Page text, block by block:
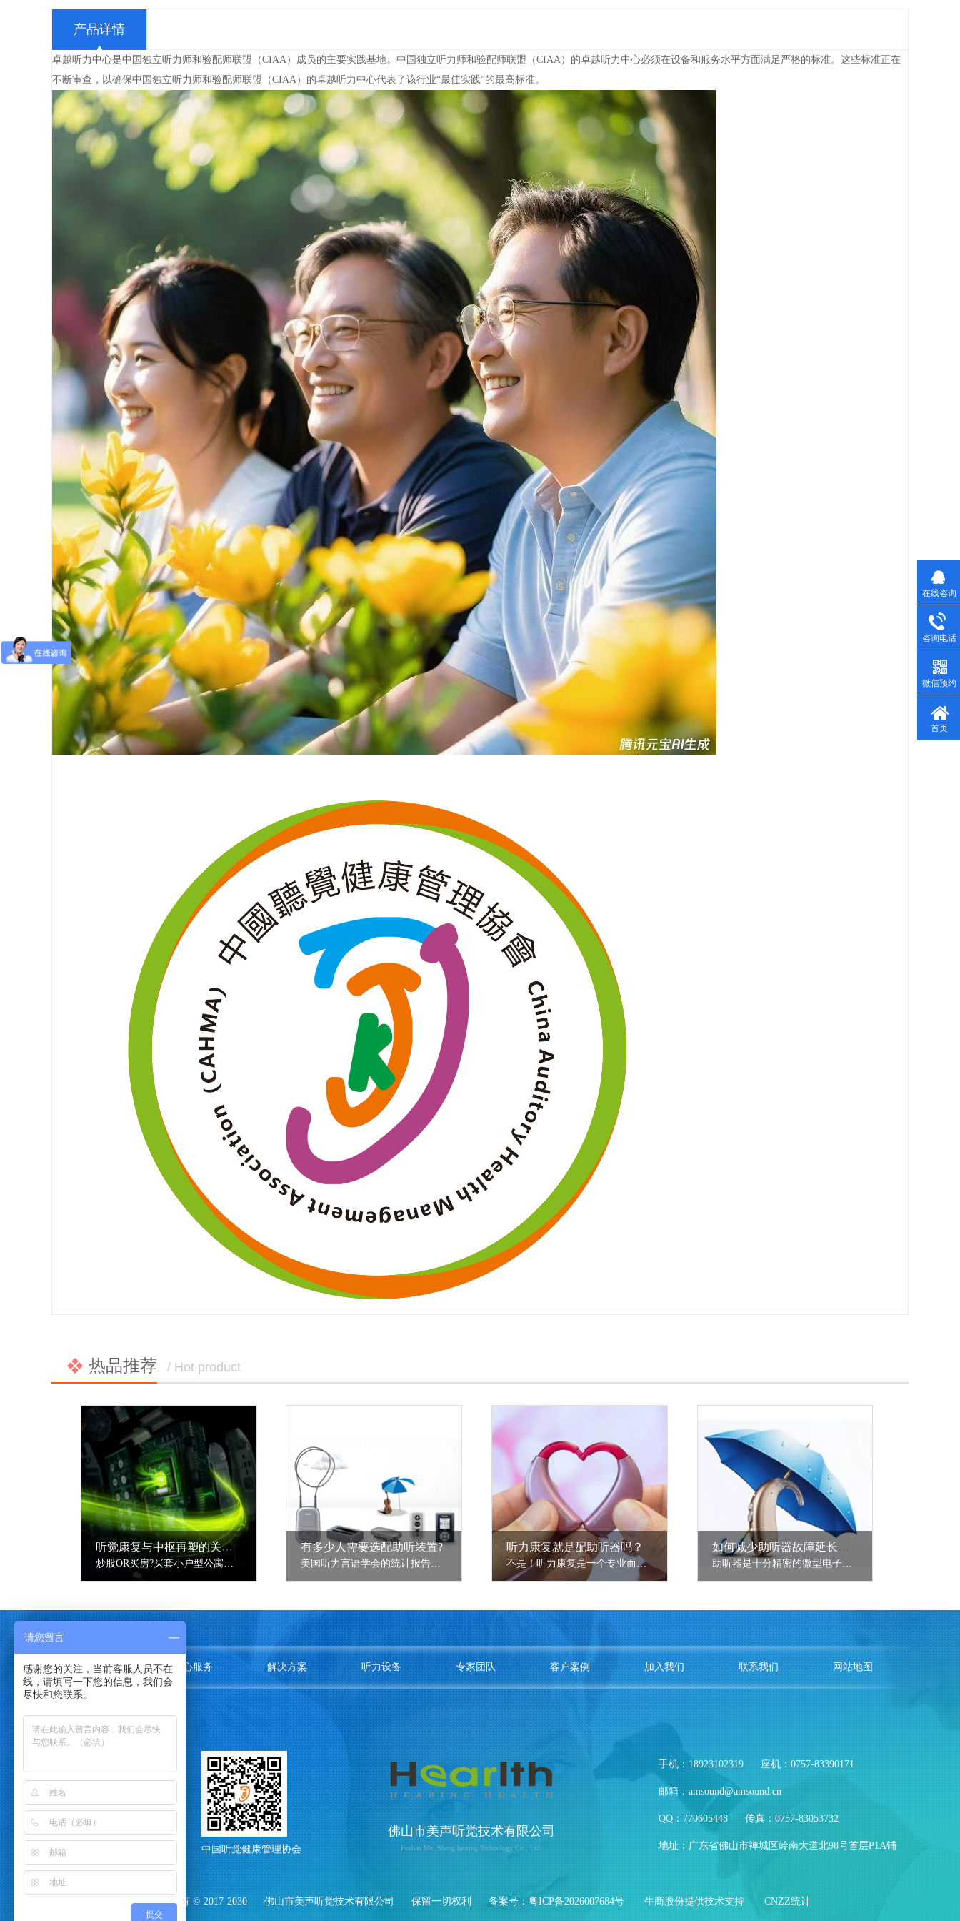
产品详情
卓越听力中心是中国独立听力师和验配师联盟（CIAA）成员的主要实践基地。中国独立听力师和验配师联盟（CIAA）的卓越听力中心必须在设备和服务水平方面满足严格的标准。这些标准正在
不断审查，以确保中国独立听力师和验配师联盟（CIAA）的卓越听力中心代表了该行业“最佳实践”的最高标准。
热品推荐 / Hot product
听觉康复与中枢再塑的关系？ 有多少人需要选配助听装置? 听力康复就是配助听器吗？
不是！听力康复是一个专业而复杂的系统工程。助听器只是其中的一个工具。
关于我们 中心服务 解决方案 听力设备 专家团队 客户案例 加入我们 联系我们 网站地图
中国听觉健康管理协会 中国听觉健康管理协会
佛山市美声听觉技术有限公司
Foshan Mei Sheng hearing Technology Co., Ltd.
手机：18923102319 座机：0757-83390171
邮箱：amsound@amsound.cn
QQ：770605448 传真：0757-83053732
地址：广东省佛山市禅城区岭南大道北98号首层P1A铺
版权所有 © 2017-2030 佛山市美声听觉技术有限公司 保留一切权利 备案号： 粤ICP备2026007684号 牛商股份提供技术支持 CNZZ统计
在线咨询
咨询电话
微信预约
首页
请您留言
感谢您的关注，当前客服人员不在
线，请填写一下您的信息，我们会
尽快和您联系。
提交